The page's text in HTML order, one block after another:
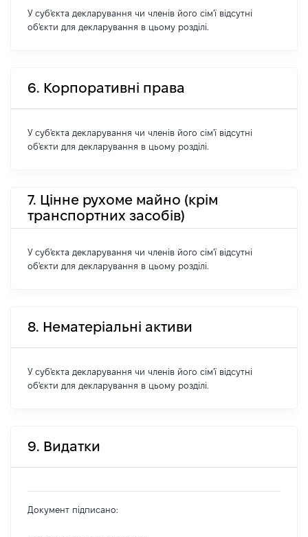
У суб'єкта декларування чи членів його сім'ї відсутні
об'єкти для декларування в цьому розділі.
6. Корпоративні права
У суб'єкта декларування чи членів його сім'ї відсутні
об'єкти для декларування в цьому розділі.
7. Цінне рухоме майно (крім
транспортних засобів)
У суб'єкта декларування чи членів його сім'ї відсутні
об'єкти для декларування в цьому розділі.
8. Нематеріальні активи
У суб'єкта декларування чи членів його сім'ї відсутні
об'єкти для декларування в цьому розділі.
9. Видатки
Документ підписано: